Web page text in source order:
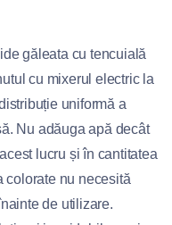
găleata cu tencuială
cu mixerul electric la
uniformă a
Nu adăuga apă decât
lucru și în cantitatea
colorate nu necesită
de utilizare.